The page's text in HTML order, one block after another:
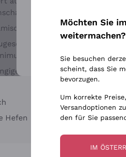
Sulfite
Weinbauern
Hefen
Biondi
Zenato
Ca' dei
Weitere Informationen finden
Möchten Sie
weitermachen?
Sie besuchen
scheint, dass Sie
bevorzugen.
Um korrekte
Versandoptionen
den für Sie
IM